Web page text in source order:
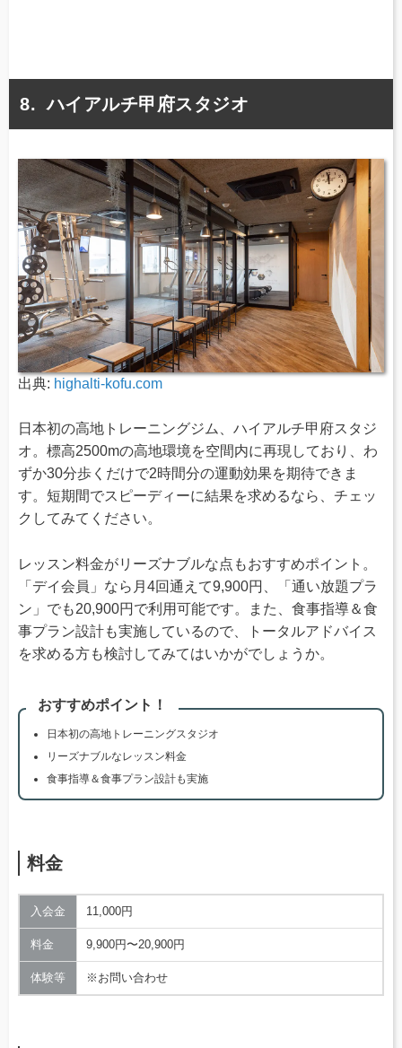
ハイアルチ甲府スタジオ
出典: highalti-kofu.com
日本初の高地トレーニングジム、ハイアルチ甲府スタジ
オ。標高2500mの高地環境を空間内に再現しており、わ
ずか30分歩くだけで2時間分の運動効果を期待できま
す。短期間でスピーディーに結果を求めるなら、チェッ
クしてみてください。
レッスン料金がリーズナブルな点もおすすめポイント。
「デイ会員」なら月4回通えて9,900円、「通い放題プラ
ン」でも20,900円で利用可能です。また、食事指導＆食
事プラン設計も実施しているので、トータルアドバイス
を求める方も検討してみてはいかがでしょうか。
おすすめポイント！
日本初の高地トレーニングスタジオ
リーズナブルなレッスン料金
食事指導＆食事プラン設計も実施
料金
入会金 11,000円
料金 9,900円〜20,900円
体験等 ※お問い合わせ